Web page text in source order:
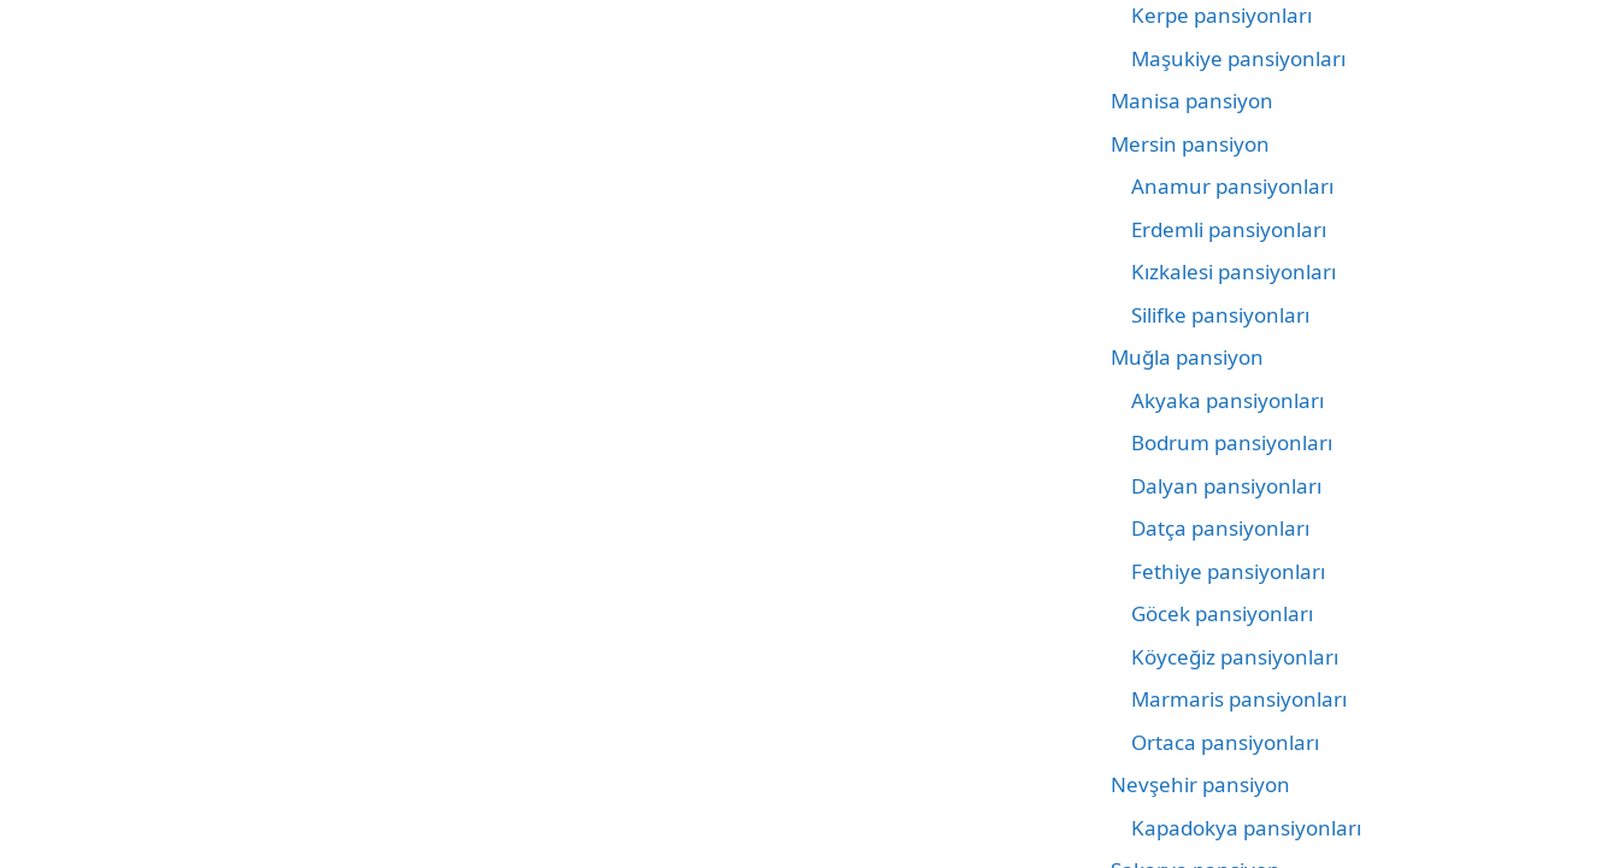
Kerpe pansiyonları
Maşukiye pansiyonları
Manisa pansiyon
Mersin pansiyon
Anamur pansiyonları
Erdemli pansiyonları
Kızkalesi pansiyonları
Silifke pansiyonları
Muğla pansiyon
Akyaka pansiyonları
Bodrum pansiyonları
Dalyan pansiyonları
Datça pansiyonları
Fethiye pansiyonları
Göcek pansiyonları
Köyceğiz pansiyonları
Marmaris pansiyonları
Ortaca pansiyonları
Nevşehir pansiyon
Kapadokya pansiyonları